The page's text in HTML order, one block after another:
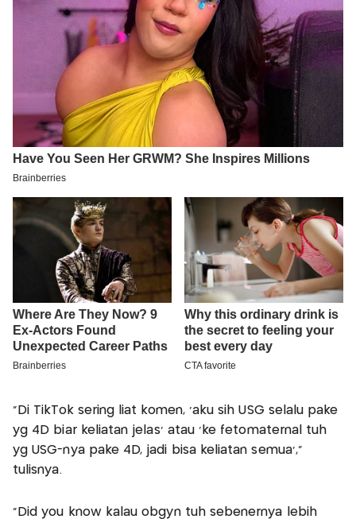
“Di TikTok sering liat komen, ‘aku sih USG selalu pake
yg 4D biar keliatan jelas’ atau ‘ke fetomaternal tuh
yg USG-nya pake 4D, jadi bisa keliatan semua’,”
tulisnya.
“Did you know kalau obgyn tuh sebenernya lebih